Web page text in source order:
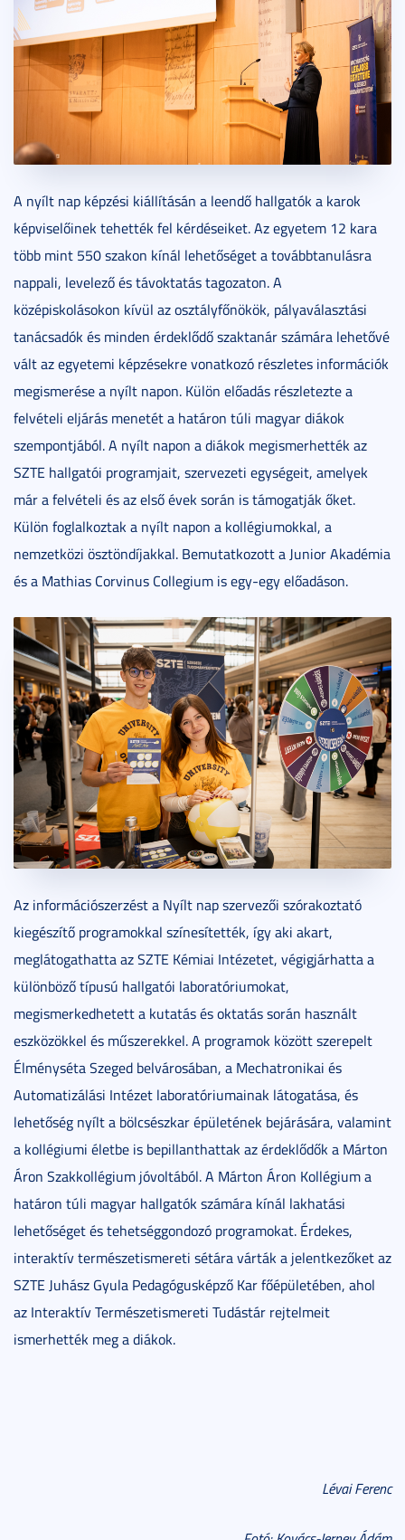
A nyílt nap képzési kiállításán a leendő hallgatók a karok
képviselőinek tehették fel kérdéseiket. Az egyetem 12 kara
több mint 550 szakon kínál lehetőséget a továbbtanulásra
nappali, levelező és távoktatás tagozaton. A
középiskolásokon kívül az osztályfőnökök, pályaválasztási
tanácsadók és minden érdeklődő szaktanár számára lehetővé
vált az egyetemi képzésekre vonatkozó részletes információk
megismerése a nyílt napon. Külön előadás részletezte a
felvételi eljárás menetét a határon túli magyar diákok
szempontjából. A nyílt napon a diákok megismerhették az
SZTE hallgatói programjait, szervezeti egységeit, amelyek
már a felvételi és az első évek során is támogatják őket.
Külön foglalkoztak a nyílt napon a kollégiumokkal, a
nemzetközi ösztöndíjakkal. Bemutatkozott a Junior Akadémia
és a Mathias Corvinus Collegium is egy-egy előadáson.
Az információszerzést a Nyílt nap szervezői szórakoztató
kiegészítő programokkal színesítették, így aki akart,
meglátogathatta az SZTE Kémiai Intézetet, végigjárhatta a
különböző típusú hallgatói laboratóriumokat,
megismerkedhetett a kutatás és oktatás során használt
eszközökkel és műszerekkel. A programok között szerepelt
Élményséta Szeged belvárosában, a Mechatronikai és
Automatizálási Intézet laboratóriumainak látogatása, és
lehetőség nyílt a bölcsészkar épületének bejárására, valamint
a kollégiumi életbe is bepillanthattak az érdeklődők a Márton
Áron Szakkollégium jóvoltából. A Márton Áron Kollégium a
határon túli magyar hallgatók számára kínál lakhatási
lehetőséget és tehetséggondozó programokat. Érdekes,
interaktív természetismereti sétára várták a jelentkezőket az
SZTE Juhász Gyula Pedagógusképző Kar főépületében, ahol
az Interaktív Természetismereti Tudástár rejtelmeit
ismerhették meg a diákok.
Lévai Ferenc